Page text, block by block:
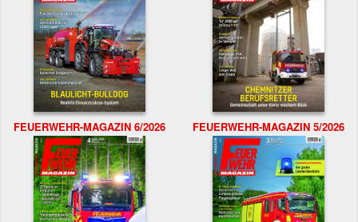
FEUERWEHR-MAGAZIN 6/2026 FEUERWEHR-MAGAZIN 5/2026